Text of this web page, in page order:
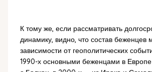
К тому же, если рассматривать
динамику, видно, что состав беженцев
зависимости от геополитических
1990-х основными беженцами в